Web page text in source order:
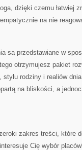
dzięki czemu łatwiej
na nie
są przedstawiane w
otrzymujesz pakiet
rodziny i realiów
na bliskości, a
zakres treści, które
Cię wybór